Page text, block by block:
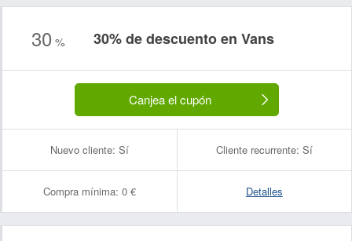
30 % 30% de descuento en Vans
Canjea el cupón
Nuevo cliente: Sí Cliente recurrente: Sí
Compra mínima: 0 € Detalles